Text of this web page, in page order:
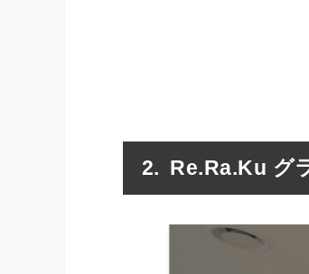
Re.Ra.Ku グ